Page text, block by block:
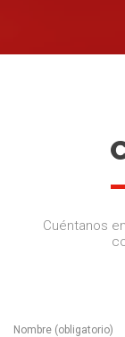
Cuéntanos
Nombre (obligatorio)